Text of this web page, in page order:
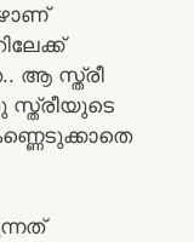
ആ സ്ത്രീ